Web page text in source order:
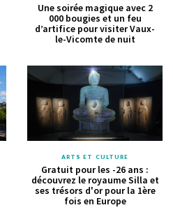
Une soirée magique avec 2
000 bougies et un feu
d’artifice pour visiter Vaux-
le-Vicomte de nuit
ARTS ET CULTURE
Gratuit pour les -26 ans :
découvrez le royaume Silla et
ses trésors d'or pour la 1ère
fois en Europe